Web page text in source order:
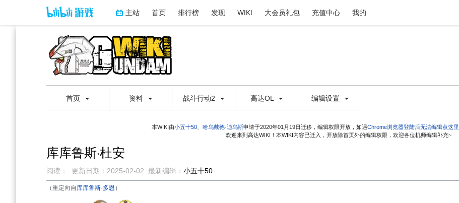
主站 首页 排行榜 发现 WIKI 大会员礼包 充值中心 我的
首页 资料 战斗行动2 高达OL 编辑设置
本WIKI由小五十50 哈乌戴德·迪乌斯申请于2020年01月19日迁移，编辑权限开放，如遇Chrome浏览器登陆后无法编辑点这里
欢迎来到高达WIKI！本WIKI内容已迁入，开放除首页外的编辑权限，欢迎各位机师编辑补充~
库库鲁斯·杜安
阅读： 更新日期： 2025-02-02 最新编辑： 小五十50
（重定向自 库库鲁斯·多恩 ）